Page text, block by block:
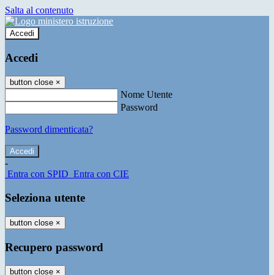
Salta al contenuto
Accedi
Accedi
button close ×
Nome Utente
Password
Password dimenticata?
-
Entra con SPID Entra con CIE
Seleziona utente
button close ×
Recupero password
button close ×